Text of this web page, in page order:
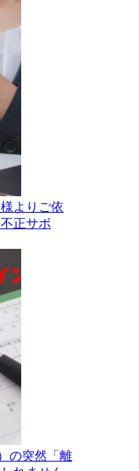
よりご依
正サボ
の突然「離